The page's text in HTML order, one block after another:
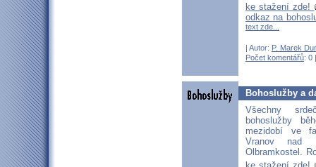
ke stažení zde!
odkaz na
text zde...
| Autor: P. Marek
Počet komentářů: 0
Bohoslužby a
Všechny
bohoslužby
mezidobí ve
Vranov nad
Olbramkostel.